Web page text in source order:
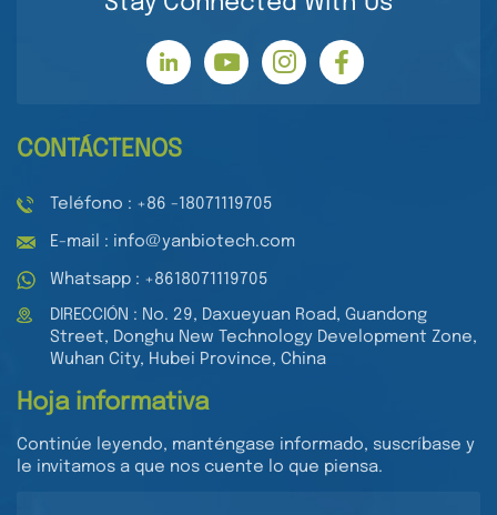
CONTÁCTENOS
Teléfono : +86 -18071119705
E-mail : info@yanbiotech.com
Whatsapp : +8618071119705
DIRECCIÓN : No. 29, Daxueyuan Road, Guandong
Street, Donghu New Technology Development Zone,
Wuhan City, Hubei Province, China
Hoja informativa
Continúe leyendo, manténgase informado, suscríbase y
le invitamos a que nos cuente lo que piensa.